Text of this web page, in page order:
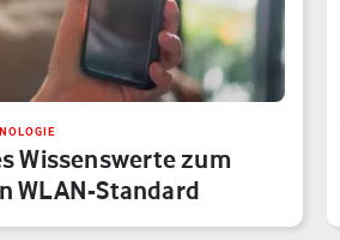
Wissenswerte zum
WLAN-Standard